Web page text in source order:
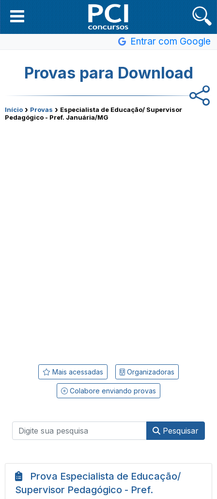
Entrar com Google
Provas para Download
Início › Provas › Especialista de Educação/ Supervisor
Pedagógico - Pref. Januária/MG
Mais acessadas Organizadoras
Colabore enviando provas
Pesquisar
Prova Especialista de Educação/
Supervisor Pedagógico - Pref.